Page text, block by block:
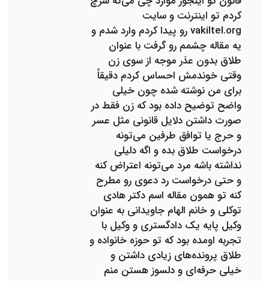
کردم تو اینترنت و سایت
vakiltel.org رو پیدا کردم وارد شدم و
یه مقاله چشمم رو گرفت با عنوان
طلاق بدون عذر موجه از سوی زن
وقتی خوندمش احساس کردم دقیقاً
برای من نوشته شده چون خیلی
واضح توضیح داده بود که زن فقط در
صورت داشتن دلایل قانونی مثل عسر
و حرج یا توافق طرفین می‌تونه
درخواست طلاق بده و اگه دلیلی
نداشته باشه مرد می‌تونه اعتراض کنه
و حتی درخواست رد دعوی رو مطرح
کنه تو همون مقاله اسم دکتر هادی
توکلی و خانم الهام جاویدانی به عنوان
وکیل پایه یک دادگستری و وکیل با
تجربه اومده بود که تو حوزه خانواده و
طلاق پرونده‌های زیادی داشتن و
خیلی حرفه‌ای و دلسوز هستن منم